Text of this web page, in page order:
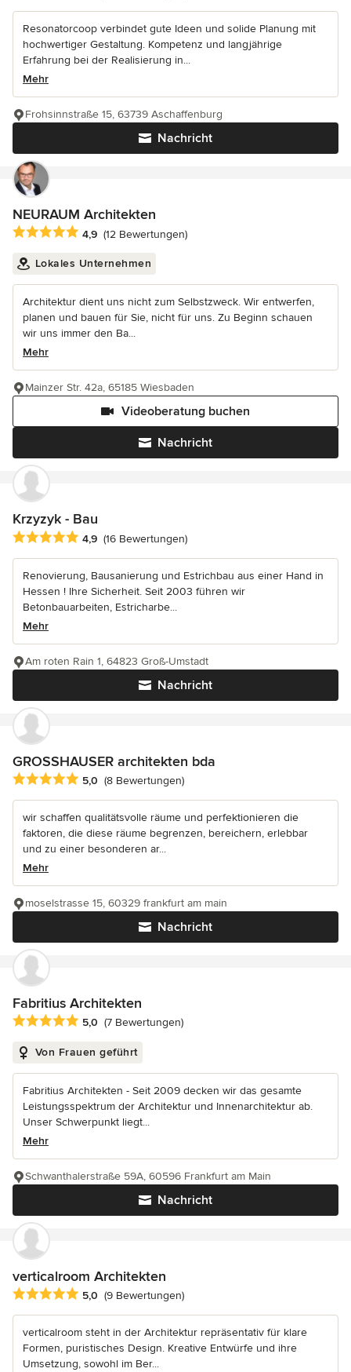
Resonatorcoop verbindet gute Ideen und solide Planung mit
hochwertiger Gestaltung. Kompetenz und langjährige
Erfahrung bei der Realisierung in...
Mehr
Nachricht
Frohsinnstraße 15, 63739 Aschaffenburg
NEURAUM Architekten
Durchschnittliche Bewertung: 4.9 von 5 Sternen
4,9 (12 Bewertungen)
Lokales Unternehmen
Architektur dient uns nicht zum Selbstzweck. Wir entwerfen,
planen und bauen für Sie, nicht für uns. Zu Beginn schauen
wir uns immer den Ba...
Mehr
Nachricht
Videoberatung buchen
Mainzer Str. 42a, 65185 Wiesbaden
Krzyzyk - Bau
Durchschnittliche Bewertung: 4.9 von 5 Sternen
4,9 (16 Bewertungen)
Renovierung, Bausanierung und Estrichbau aus einer Hand in
Hessen ! Ihre Sicherheit. Seit 2003 führen wir
Betonbauarbeiten, Estricharbe...
Mehr
Nachricht
Am roten Rain 1, 64823 Groß-Umstadt
GROSSHAUSER architekten bda
Durchschnittliche Bewertung: 5 von 5 Sternen
5,0 (8 Bewertungen)
wir schaffen qualitätsvolle räume und perfektionieren die
faktoren, die diese räume begrenzen, bereichern, erlebbar
und zu einer besonderen ar...
Mehr
Nachricht
moselstrasse 15, 60329 frankfurt am main
Fabritius Architekten
Durchschnittliche Bewertung: 5 von 5 Sternen
5,0 (7 Bewertungen)
Von Frauen geführt
Fabritius Architekten - Seit 2009 decken wir das gesamte
Leistungsspektrum der Architektur und Innenarchitektur ab.
Unser Schwerpunkt liegt...
Mehr
Nachricht
Schwanthalerstraße 59A, 60596 Frankfurt am Main
verticalroom Architekten
Durchschnittliche Bewertung: 5 von 5 Sternen
5,0 (9 Bewertungen)
verticalroom steht in der Architektur repräsentativ für klare
Formen, puristisches Design. Kreative Entwürfe und ihre
Umsetzung, sowohl im Ber...